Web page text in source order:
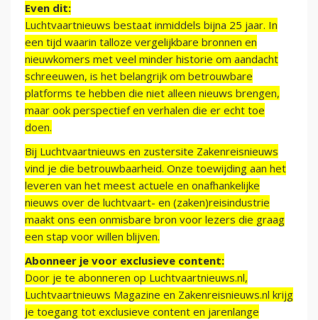
Even dit:
Luchtvaartnieuws bestaat inmiddels bijna 25 jaar. In
een tijd waarin talloze vergelijkbare bronnen en
nieuwkomers met veel minder historie om aandacht
schreeuwen, is het belangrijk om betrouwbare
platforms te hebben die niet alleen nieuws brengen,
maar ook perspectief en verhalen die er echt toe
doen.
Bij Luchtvaartnieuws en zustersite Zakenreisnieuws
vind je die betrouwbaarheid. Onze toewijding aan het
leveren van het meest actuele en onafhankelijke
nieuws over de luchtvaart- en (zaken)reisindustrie
maakt ons een onmisbare bron voor lezers die graag
een stap voor willen blijven.
Abonneer je voor exclusieve content:
Door je te abonneren op Luchtvaartnieuws.nl,
Luchtvaartnieuws Magazine en Zakenreisnieuws.nl krijg
je toegang tot exclusieve content en jarenlange